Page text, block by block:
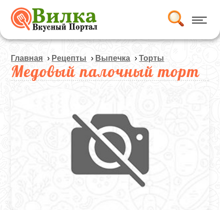
Главная › Рецепты › Выпечка ›Торты
Медовый палочный торт